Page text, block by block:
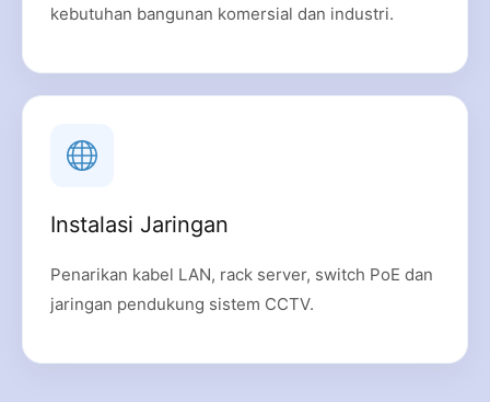
kebutuhan bangunan komersial dan industri.
Instalasi Jaringan
Penarikan kabel LAN, rack server, switch PoE dan
jaringan pendukung sistem CCTV.